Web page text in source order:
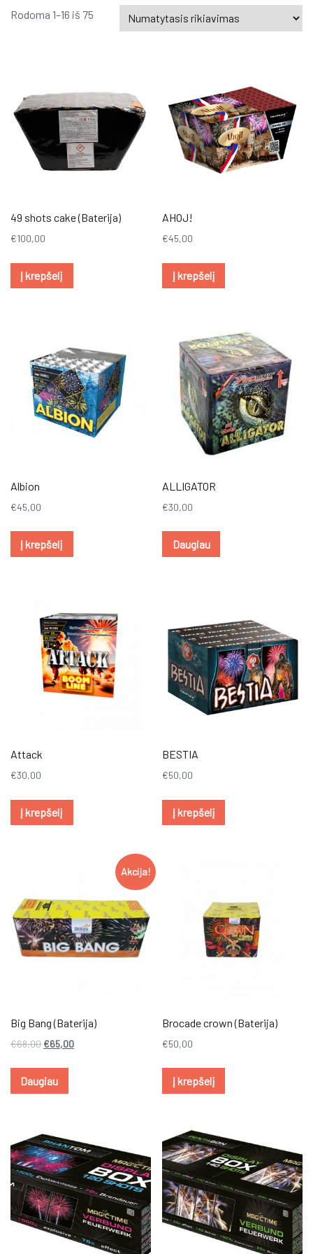
Rodoma 1–16 iš 75
49 shots cake (Baterija)
€100,00
Į krepšelį
AHOJ!
€45,00
Į krepšelį
Albion
€45,00
Į krepšelį
ALLIGATOR
€30,00
Daugiau
Attack
€30,00
Į krepšelį
BESTIA
€50,00
Į krepšelį
Akcija!
Big Bang (Baterija)
€68,00 €65,00
Daugiau
Brocade crown (Baterija)
€50,00
Į krepšelį